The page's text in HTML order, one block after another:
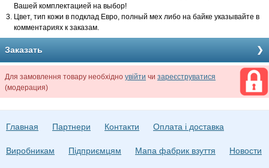
Вашей комплектацией на выбор!
Цвет, тип кожи в подклад Евро, полный мех либо на байке указывайте в
комментариях к заказам.
Заказать
Для замовлення товару необхідно увійти чи зареєструватися
(модерация)
Главная Партнери Контакти Оплата і доставка
Виробникам Підприємцям Мапа фабрик взуття Новости